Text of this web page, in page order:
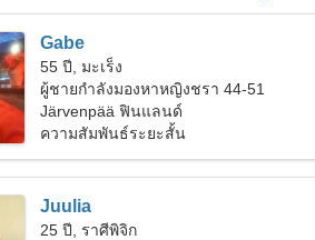
Gabe
55 ปี, มะเร็ง
ผู้ชายกำลังมองหาหญิงชรา 44-51
Järvenpää ฟินแลนด์
ความสัมพันธ์ระยะสั้น
Juulia
25 ปี, ราศีพิจิก